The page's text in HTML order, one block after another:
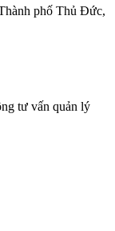
phố Thủ Đức,
tư vấn quản lý